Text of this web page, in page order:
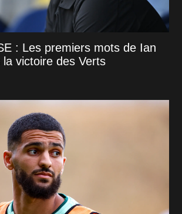
: Les premiers mots de Ian
victoire des Verts